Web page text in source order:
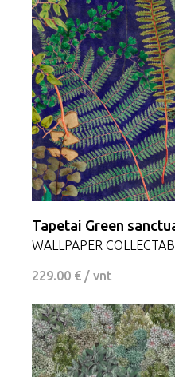
Tapetai Green
WALLPAPER
229.00 € / vnt